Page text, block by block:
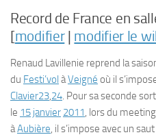
Record de France en
[modifier| modifier le
Renaud Lavillenie reprend la
du Festi’vol àVeigné où il
Clavier23,24. Pour sa seconde
le 15 janvier 2011, lors du meeting
àAubière, il s’impose avec un